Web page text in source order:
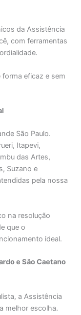
da Assistência
com ferramentas
eficaz e sem
São Paulo.
Itapevi,
das Artes,
Suzano e
pela nossa
na resolução
que o
ideal.
e São Caetano
a Assistência
melhor escolha.